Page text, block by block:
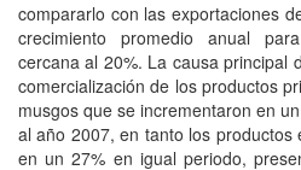
compararlo con las exportaciones
crecimiento promedio anual
cercana al 20%. La causa principal
comercialización de los productos
musgos que se incrementaron en
al año 2007, en tanto los productos
en un 27% en igual periodo,